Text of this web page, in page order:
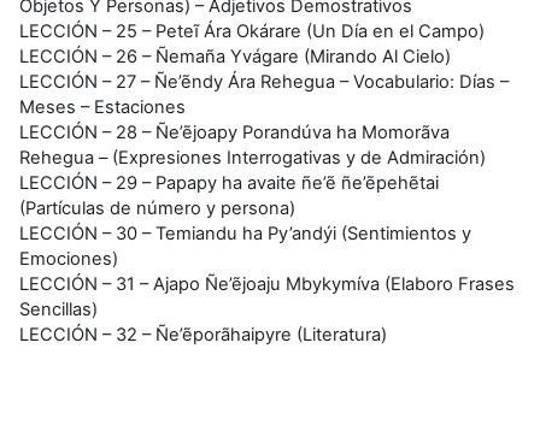
Objetos Y Personas) – Adjetivos Demostrativos
LECCIÓN – 25 – Peteĩ Ára Okárare (Un Día en el Campo)
LECCIÓN – 26 – Ñemaña Yvágare (Mirando Al Cielo)
LECCIÓN – 27 – Ñe’ẽndy Ára Rehegua – Vocabulario: Días –
Meses – Estaciones
LECCIÓN – 28 – Ñe’ẽjoapy Porandúva ha Momorãva
Rehegua – (Expresiones Interrogativas y de Admiración)
LECCIÓN – 29 – Papapy ha avaite ñe’ẽ ñe’ẽpehẽtai
(Partículas de número y persona)
LECCIÓN – 30 – Temiandu ha Py’andýi (Sentimientos y
Emociones)
LECCIÓN – 31 – Ajapo Ñe’ẽjoaju Mbykymíva (Elaboro Frases
Sencillas)
LECCIÓN – 32 – Ñe’ẽporãhaipyre (Literatura)